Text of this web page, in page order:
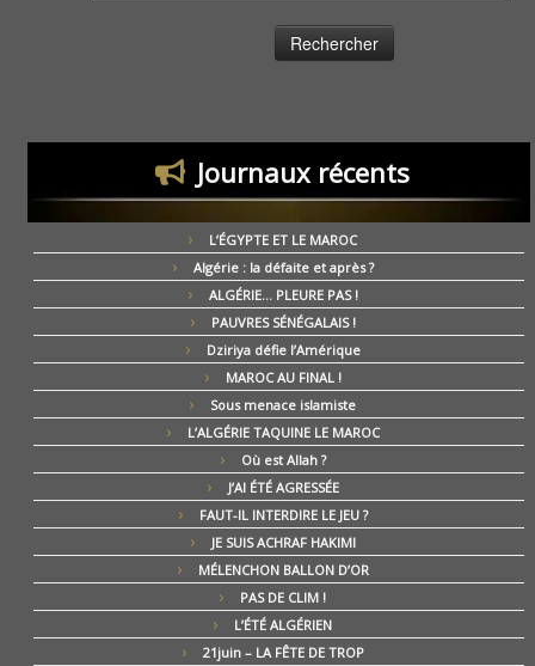
Journaux récents
L’ÉGYPTE ET LE MAROC
Algérie : la défaite et après ?
ALGÉRIE… PLEURE PAS !
PAUVRES SÉNÉGALAIS !
Dziriya défie l’Amérique
MAROC AU FINAL !
Sous menace islamiste
L’ALGÉRIE TAQUINE LE MAROC
Où est Allah ?
J’AI ÉTÉ AGRESSÉE
FAUT-IL INTERDIRE LE JEU ?
JE SUIS ACHRAF HAKIMI
MÉLENCHON BALLON D’OR
PAS DE CLIM !
L’ÉTÉ ALGÉRIEN
21juin – LA FÊTE DE TROP